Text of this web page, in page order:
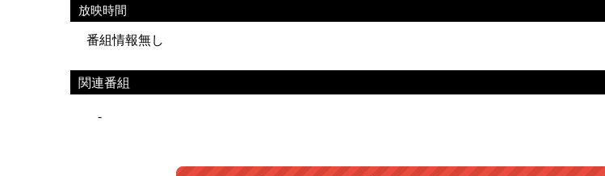
放映時間
番組情報無し
関連番組
-